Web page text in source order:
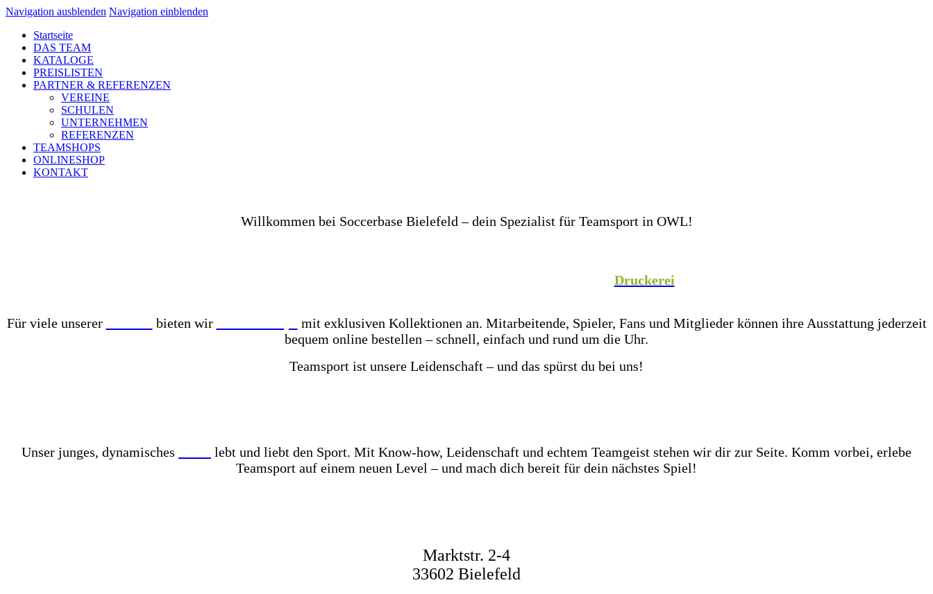
Navigation ausblenden Navigation einblenden
Startseite
DAS TEAM
KATALOGE
PREISLISTEN
PARTNER & REFERENZEN
VEREINE
SCHULEN
UNTERNEHMEN
REFERENZEN
TEAMSHOPS
ONLINESHOP
KONTAKT
Willkommen bei Soccerbase Bielefeld – dein Spezialist für Teamsport in OWL!
Druckerei
Für viele unserer
bieten wir
mit exklusiven Kollektionen an. Mitarbeitende, Spieler, Fans und Mitglieder können ihre Ausstattung jederzeit
bequem online bestellen – schnell, einfach und rund um die Uhr.
Teamsport ist unsere Leidenschaft – und das spürst du bei uns!
Unser junges, dynamisches
lebt und liebt den Sport. Mit Know-how, Leidenschaft und echtem Teamgeist stehen wir dir zur Seite. Komm vorbei, erlebe
Teamsport auf einem neuen Level – und mach dich bereit für dein nächstes Spiel!
Marktstr. 2-4
33602 Bielefeld